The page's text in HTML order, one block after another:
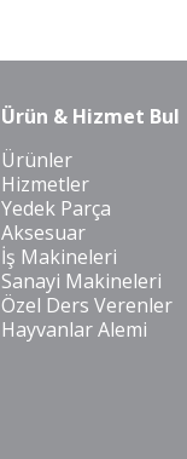
Ürün & Hizmet Bul
Ürünler
Hizmetler
Yedek Parça
Aksesuar
İş Makineleri
Sanayi Makineleri
Özel Ders Verenler
Hayvanlar Alemi